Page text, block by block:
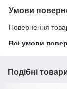
Умови
Повернення
Всі умови
Подібні